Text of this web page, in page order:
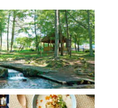
その他施設 ごはん